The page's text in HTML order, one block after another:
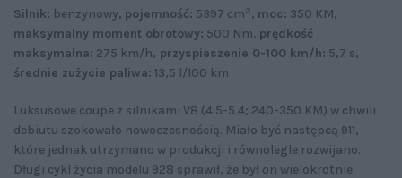
Silnik: benzynowy, pojemność: 5397 cm3, moc: 350 KM,
maksymalny moment obrotowy: 500 Nm, prędkość
maksymalna: 275 km/h, przyspieszenie 0-100 km/h: 5,7 s,
średnie zużycie paliwa: 13,5 l/100 km
Luksusowe coupe z silnikami V8 (4.5-5.4; 240-350 KM) w chwili
debiutu szokowało nowoczesnością. Miało być następcą 911,
które jednak utrzymano w produkcji i równolegle rozwijano.
Długi cykl życia modelu 928 sprawił, że był on wielokrotnie